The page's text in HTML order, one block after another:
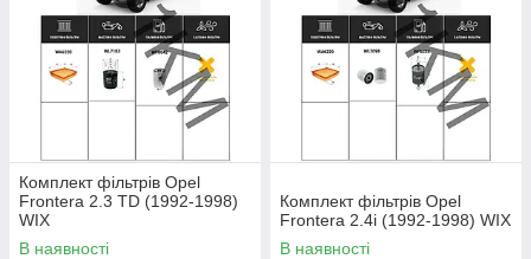
Комплект фільтрів Opel
Frontera 2.3 TD (1992-1998)
WIX
В наявності
Комплект фільтрів Opel
Frontera 2.4i (1992-1998) WIX
В наявності